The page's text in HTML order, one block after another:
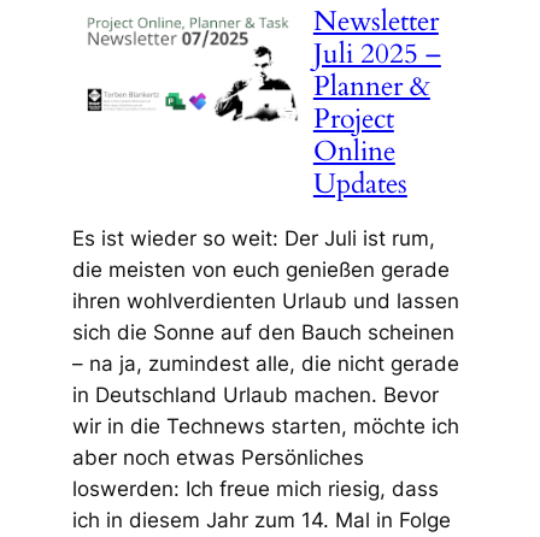
Newsletter
Juli 2025 –
Planner &
Project
Online
Updates
Es ist wieder so weit: Der Juli ist rum,
die meisten von euch genießen gerade
ihren wohlverdienten Urlaub und lassen
sich die Sonne auf den Bauch scheinen
– na ja, zumindest alle, die nicht gerade
in Deutschland Urlaub machen. Bevor
wir in die Technews starten, möchte ich
aber noch etwas Persönliches
loswerden: Ich freue mich riesig, dass
ich in diesem Jahr zum 14. Mal in Folge